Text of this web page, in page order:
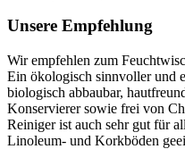
Unsere Empfehlung
Wir empfehlen zum
Ein ökologisch sinnvoller und
biologisch abbaubar,
Konservierer sowie frei von
Reiniger ist auch sehr gut für
Linoleum- und Korkböden